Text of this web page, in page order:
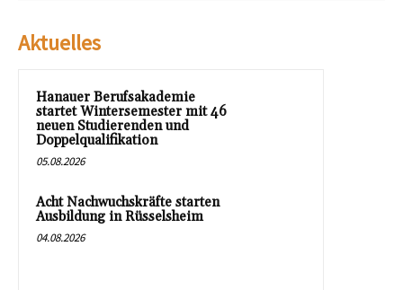
Aktuelles
Hanauer Berufsakademie
startet Wintersemester mit 46
neuen Studierenden und
Doppelqualifikation
05.08.2026
Acht Nachwuchskräfte starten
Ausbildung in Rüsselsheim
04.08.2026